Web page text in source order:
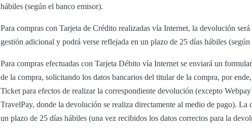
hábiles (según el banco emisor).
Para compras con Tarjeta de Crédito realizadas vía Internet, la devolución
gestión adicional y podrá verse reflejada en un plazo de 25 días hábiles
Para compras efectuadas con Tarjeta Débito vía Internet se enviará un
de la compra, solicitando los datos bancarios del titular de la compra, por
Ticket para efectos de realizar la correspondiente devolución (excepto
TravelPay, donde la devolución se realiza directamente al medio de pago). La
un plazo de 25 días hábiles (una vez recibidos los datos correctos para la